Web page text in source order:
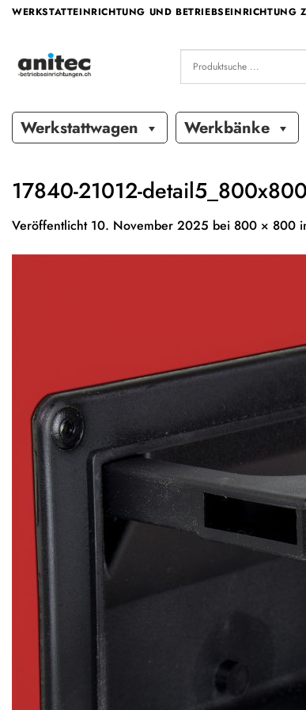
ZumWERKSTATTEINRICHTUNG UND BETRIEBSEINRICHTUNG
Werkstattwagen Werkbänke
17840-21012-detail5_800x800
Veröffentlicht 10. November 2025 bei 800 × 800